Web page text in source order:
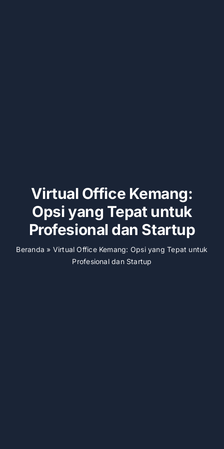
Virtual Office Kemang:
Opsi yang Tepat untuk
Profesional dan Startup
Beranda » Virtual Office Kemang: Opsi yang Tepat untuk
Profesional dan Startup